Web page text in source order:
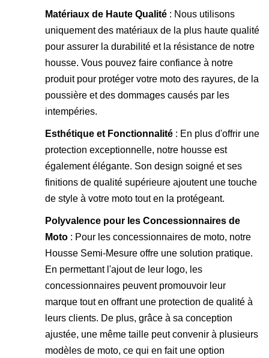
Matériaux de Haute Qualité : Nous utilisons
uniquement des matériaux de la plus haute qualité
pour assurer la durabilité et la résistance de notre
housse. Vous pouvez faire confiance à notre
produit pour protéger votre moto des rayures, de la
poussière et des dommages causés par les
intempéries.
Esthétique et Fonctionnalité : En plus d'offrir une
protection exceptionnelle, notre housse est
également élégante. Son design soigné et ses
finitions de qualité supérieure ajoutent une touche
de style à votre moto tout en la protégeant.
Polyvalence pour les Concessionnaires de
Moto : Pour les concessionnaires de moto, notre
Housse Semi-Mesure offre une solution pratique.
En permettant l'ajout de leur logo, les
concessionnaires peuvent promouvoir leur
marque tout en offrant une protection de qualité à
leurs clients. De plus, grâce à sa conception
ajustée, une même taille peut convenir à plusieurs
modèles de moto, ce qui en fait une option